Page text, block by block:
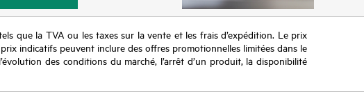
que la TVA ou les taxes sur la vente et les frais d’expédition. Le prix
indicatifs peuvent inclure des offres promotionnelles limitées dans le
des conditions du marché, l’arrêt d’un produit, la disponibilité